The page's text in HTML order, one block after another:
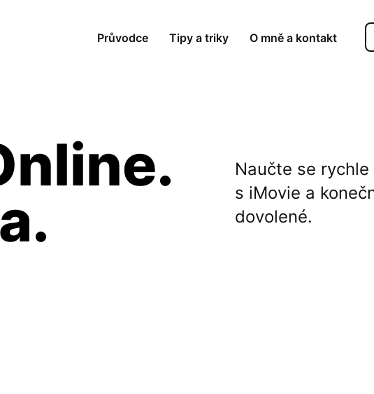
Průvodce Tipy a triky O mně a kontakt
Naučte se
s iMovie a
dovolené.